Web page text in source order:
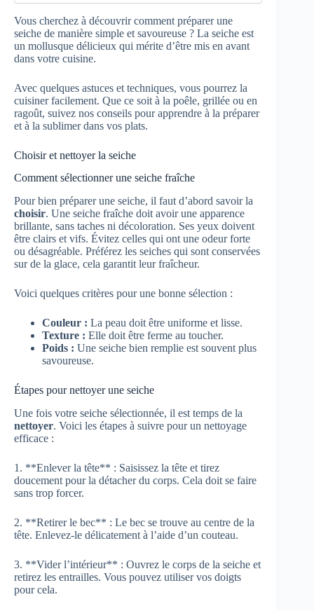
Vous cherchez à découvrir comment préparer une
seiche de manière simple et savoureuse ? La seiche est
un mollusque délicieux qui mérite d’être mis en avant
dans votre cuisine.
Avec quelques astuces et techniques, vous pourrez la
cuisiner facilement. Que ce soit à la poêle, grillée ou en
ragoût, suivez nos conseils pour apprendre à la préparer
et à la sublimer dans vos plats.
Choisir et nettoyer la seiche
Comment sélectionner une seiche fraîche
Pour bien préparer une seiche, il faut d’abord savoir la
choisir. Une seiche fraîche doit avoir une apparence
brillante, sans taches ni décoloration. Ses yeux doivent
être clairs et vifs. Évitez celles qui ont une odeur forte
ou désagréable. Préférez les seiches qui sont conservées
sur de la glace, cela garantit leur fraîcheur.
Voici quelques critères pour une bonne sélection :
Couleur : La peau doit être uniforme et lisse.
Texture : Elle doit être ferme au toucher.
Poids : Une seiche bien remplie est souvent plus
savoureuse.
Étapes pour nettoyer une seiche
Une fois votre seiche sélectionnée, il est temps de la
nettoyer. Voici les étapes à suivre pour un nettoyage
efficace :
1. **Enlever la tête** : Saisissez la tête et tirez
doucement pour la détacher du corps. Cela doit se faire
sans trop forcer.
2. **Retirer le bec** : Le bec se trouve au centre de la
tête. Enlevez-le délicatement à l’aide d’un couteau.
3. **Vider l’intérieur** : Ouvrez le corps de la seiche et
retirez les entrailles. Vous pouvez utiliser vos doigts
pour cela.